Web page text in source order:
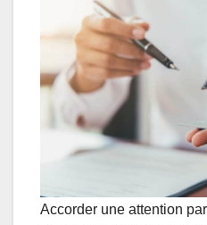
Accorder une attention